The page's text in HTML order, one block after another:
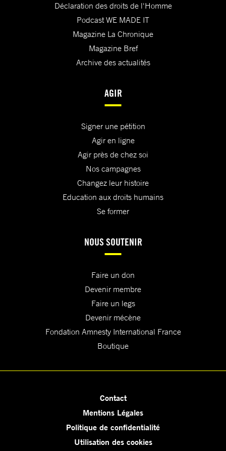
Déclaration des droits de l'Homme
Podcast WE MADE IT
Magazine La Chronique
Magazine Bref
Archive des actualités
AGIR
Signer une pétition
Agir en ligne
Agir près de chez soi
Nos campagnes
Changez leur histoire
Education aux droits humains
Se former
NOUS SOUTENIR
Faire un don
Devenir membre
Faire un legs
Devenir mécène
Fondation Amnesty International France
Boutique
Contact
Mentions Légales
Politique de confidentialité
Utilisation des cookies